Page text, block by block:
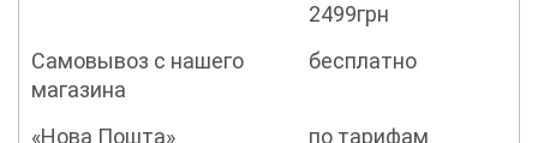
2499грн
Самовывоз с нашего
магазина
бесплатно
«Нова Пошта»
по тарифам